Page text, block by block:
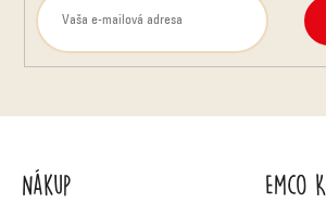
Nákup Emco